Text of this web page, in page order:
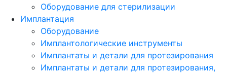
Оборудование для стерилизации
Имплантация
Оборудование
Имплантологические инструменты
Имплантаты и детали для протезирования
Имплантаты и детали для протезирования,